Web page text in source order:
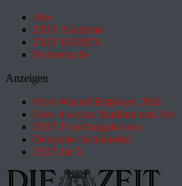
Abo
ZEIT Akademie
ZEIT REISEN
Partnersuche
Anzeigen
Most Wanted Employer 2026
How it works: Studium und Job
ZEIT Forschungskosmos
Deutsches Schulportal
ZEIT für X